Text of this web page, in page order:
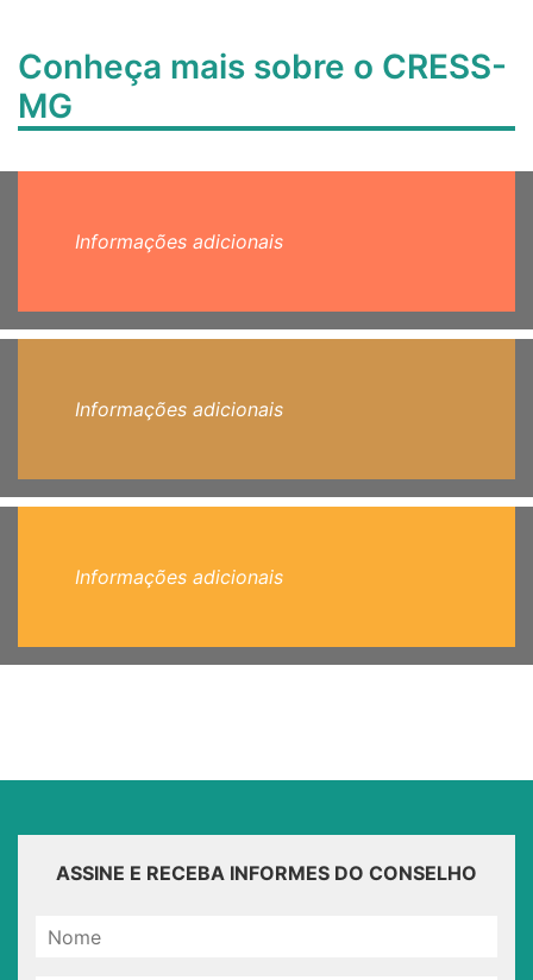
Conheça mais sobre o CRESS-
MG
Informações adicionais
Informações adicionais
Informações adicionais
ASSINE E RECEBA INFORMES DO CONSELHO